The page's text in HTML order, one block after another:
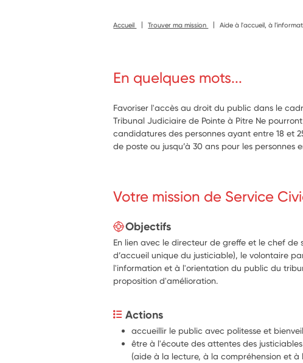
Accueil Trouver ma mission Aide à l'accueil, à
En quelques mots...
Favoriser l'accès au droit du public dans le
Tribunal Judiciaire de Pointe à Pitre Ne
candidatures des personnes ayant entre 18 et
de poste ou jusqu’à 30 ans pour les personnes
Votre mission de Service
Objectifs
En lien avec le directeur de greffe et le chef de
d’accueil unique du justiciable), le volontaire
l'information et à l'orientation du public du
proposition d'amélioration.
Actions
accueillir le public avec politesse et
être à l'écoute des attentes des
(aide à la lecture, à la compréhension et à